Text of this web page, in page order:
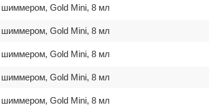
шиммером, Gold Mini, 8 мл
шиммером, Gold Mini, 8 мл
шиммером, Gold Mini, 8 мл
шиммером, Gold Mini, 8 мл
шиммером, Gold Mini, 8 мл